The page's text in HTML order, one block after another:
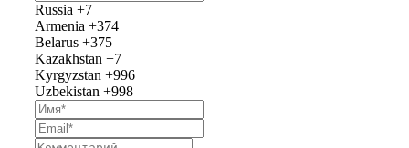
Russia +7
Armenia +374
Belarus +375
Kazakhstan +7
Kyrgyzstan +996
Uzbekistan +998